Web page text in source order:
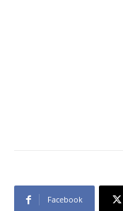
Facebook